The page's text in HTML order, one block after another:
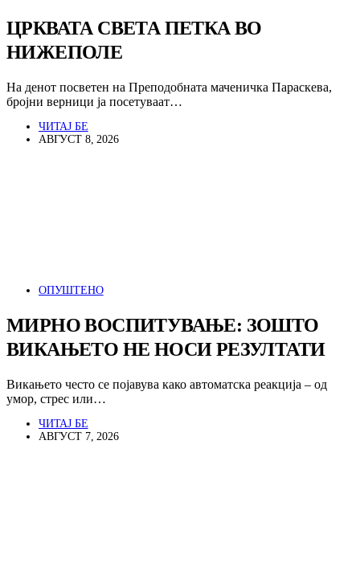
ЦРКВАТА СВЕТА ПЕТКА ВО
НИЖЕПОЛЕ
На денот посветен на Преподобната маченичка Параскева,
бројни верници ја посетуваат…
ЧИТАЈ БЕ
АВГУСТ 8, 2026
ОПУШТЕНО
МИРНО ВОСПИТУВАЊЕ: ЗОШТО
ВИКАЊЕТО НЕ НОСИ РЕЗУЛТАТИ
Викањето често се појавува како автоматска реакција – од
умор, стрес или…
ЧИТАЈ БЕ
АВГУСТ 7, 2026